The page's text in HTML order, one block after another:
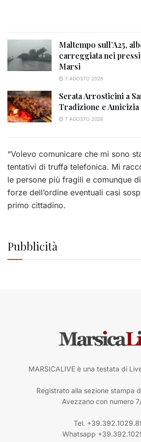
Maltempo sull’A25,
carreggiata nei
Marsi
7 AGOSTO 2026
Serata Arrosticini a
Tradizione e Amicizia
7 AGOSTO 2026
“Volevo comunicare che mi sono
tentativi di truffa telefonica. Mi
le persone più fragili e comunque
forze dell’ordine eventuali casi
primo cittadino.
Pubblicità
MARSICALIVE è una testata di
Registrato alla sezione stampa
Avezzano con numero
Tel.
Whatsapp